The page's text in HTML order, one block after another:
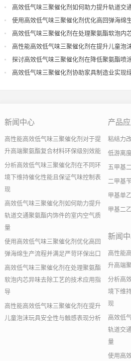
现
高效低气味三聚催化剂如何助力提升轨道交
量
使用高效低气味三聚催化剂优化高回弹海绵
高效低气味三聚催化剂在处理聚氨酯软泡内
导
高性能高效低气味三聚催化剂在提升儿童泡
探讨高效低气味三聚催化剂在降低聚氨酯喷
果
高效低气味三聚催化剂协助家具制造业实现
新闻中心
高性能高效低气味三聚催化剂对于提
升高端聚氨酯复合材料环保级别效能
分析高效低气味三聚催化剂在不同环
境下维持催化性能且保证气味控制表
现
高效低气味三聚催化剂如何助力提升
轨道交通聚氨酯内饰件的室内空气质
量
使用高效低气味三聚催化剂优化高回
弹海绵生产流程并满足严苛环保出口
高效低气味三聚催化剂在处理聚氨酯
软泡内芯异味去除工艺的技术应用指
导
高性能高效低气味三聚催化剂在提升
儿童泡沫玩具安全性与触感表现分析
产品应
粘结力
低游离
五甲基
二甲基
甲基单
甲基二
新闻
高性能
升高端
分析高
境下维
现
高效低
轨道交
量
使用高